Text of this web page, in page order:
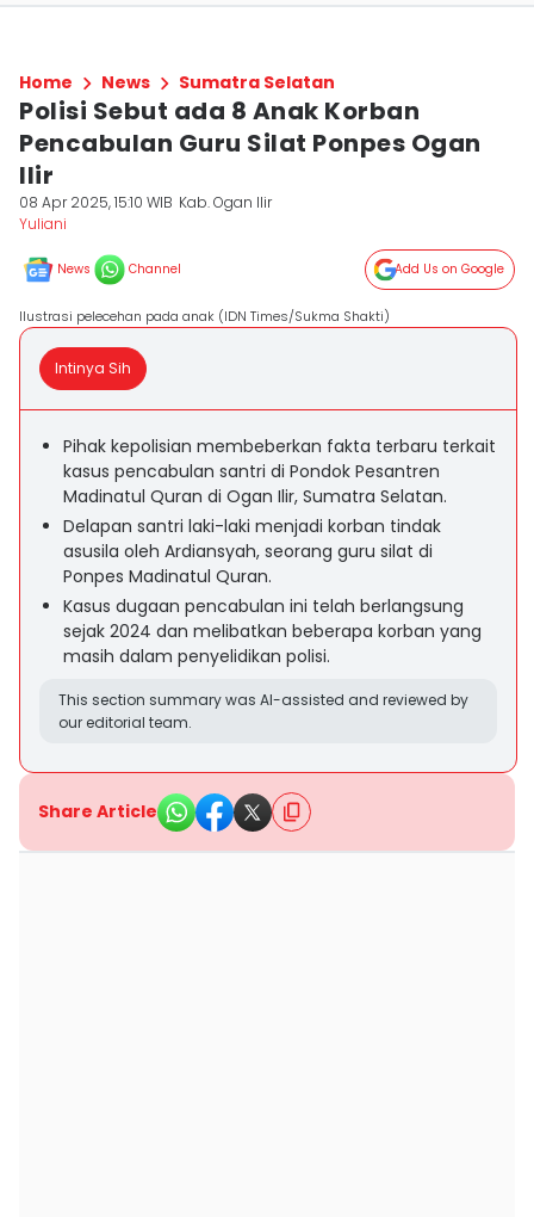
Home News Sumatra Selatan
Polisi Sebut ada 8 Anak Korban
Pencabulan Guru Silat Ponpes Ogan
Ilir
08 Apr 2025, 15:10 WIB Kab. Ogan Ilir
Yuliani
News Channel Add Us on Google
Ilustrasi pelecehan pada anak (IDN Times/Sukma Shakti)
Intinya Sih
Pihak kepolisian membeberkan fakta terbaru terkait
kasus pencabulan santri di Pondok Pesantren
Madinatul Quran di Ogan Ilir, Sumatra Selatan.
Delapan santri laki-laki menjadi korban tindak
asusila oleh Ardiansyah, seorang guru silat di
Ponpes Madinatul Quran.
Kasus dugaan pencabulan ini telah berlangsung
sejak 2024 dan melibatkan beberapa korban yang
masih dalam penyelidikan polisi.
This section summary was AI-assisted and reviewed by
our editorial team.
Share Article